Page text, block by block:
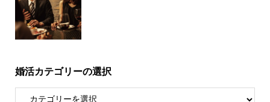
婚活カテゴリーの選択